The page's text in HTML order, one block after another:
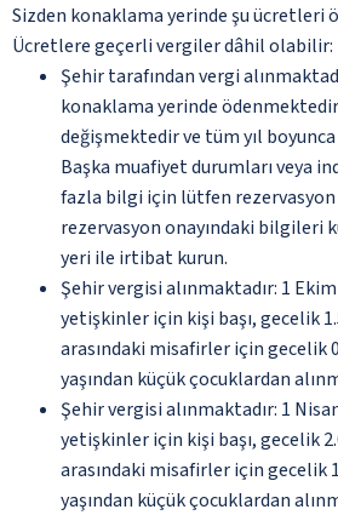
Sizden konaklama yerinde şu ücretleri
Ücretlere geçerli vergiler dâhil olabilir:
Şehir tarafından vergi
konaklama yerinde
değişmektedir ve tüm yıl
Başka muafiyet durumları veya
fazla bilgi için lütfen rezervasyon
rezervasyon onayındaki bilgileri
yeri ile irtibat kurun.
Şehir vergisi alınmaktadır: 1
yetişkinler için kişi başı, gecelik
arasındaki misafirler için gecelik
yaşından küçük çocuklardan
Şehir vergisi alınmaktadır: 1
yetişkinler için kişi başı, gecelik
arasındaki misafirler için gecelik
yaşından küçük çocuklardan